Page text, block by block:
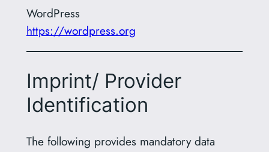
WordPress
https://wordpress.org
Imprint/ Provider
Identification
The following provides mandatory data